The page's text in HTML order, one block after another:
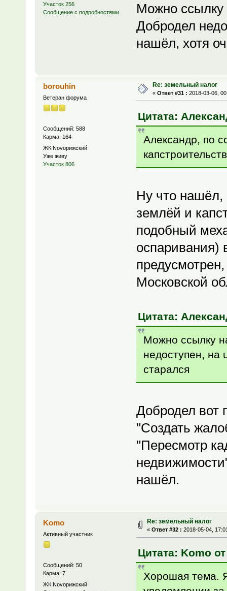
Участок 256
Сообщение с подробностями
Можно
Добродел
нашёл, хотя
borouhin
Ветеран форума
Сообщений: 588
Карма: 164
ЖК Novoрижский
Уже живу
Участок 806
Re: земельный налог
« Ответ #31 : 2018-03-06,
Цитата:
Александр, по
Ну что нашёл,
землёй и
подобный
оспаривания)
Московской
Цитата:
Можно ссылку
недоступен, на
старался
Добродел вот
"Создать
"Пересмотр
нашёл.
Komo
Активный участник
Сообщений: 50
Карма: 7
ЖК Novoрижский
Re: земельный налог
« Ответ #32 : 2018-05-04,
Цитата: Komo
Хорошая тема.